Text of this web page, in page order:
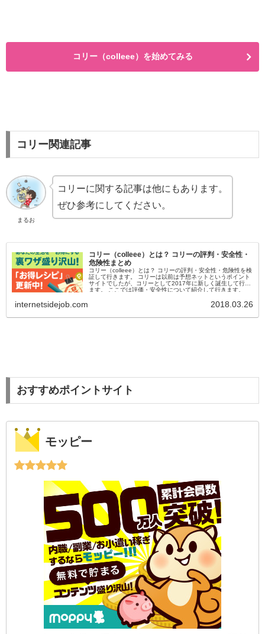
コリー（colleee）を始めてみる
コリー関連記事
まるお
コリーに関する記事は他にもあります。
ぜひ参考にしてください。
コリー（colleee）とは？ コリーの評判・安全性・
危険性まとめ
コリー（colleee）とは？ コリーの評判・安全性・危険性を検
証して行きます。 コリーは以前は予想ネットというポイント
サイトでしたが、コリーとして2017年に新しく誕生して行き
ます。 ここでは評価・安全性について紹介して行きます。
internetsidejob.com 2018.03.26
おすすめポイントサイト
モッピー